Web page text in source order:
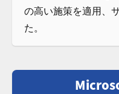
の高い施策を適用、
た。